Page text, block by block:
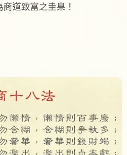
道致富之圭臬！